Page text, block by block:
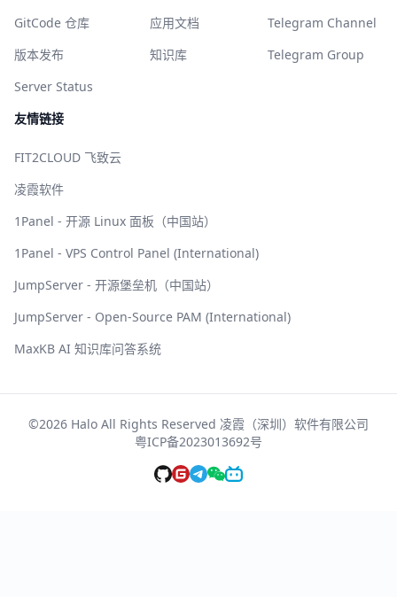
GitCode 仓库
版本发布
Server Status
应用文档
知识库
Telegram Channel
Telegram Group
友情链接
FIT2CLOUD 飞致云
凌霞软件
1Panel - 开源 Linux 面板（中国站）
1Panel - VPS Control Panel (International)
JumpServer - 开源堡垒机（中国站）
JumpServer - Open-Source PAM (International)
MaxKB AI 知识库问答系统
©2026 Halo All Rights Reserved 凌霞（深圳）软件有限公司
粤ICP备2023013692号